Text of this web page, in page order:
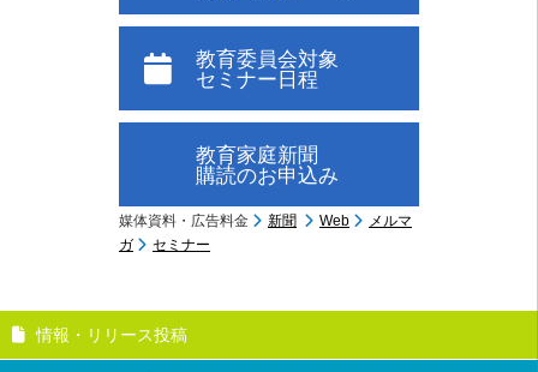
教育委員会対象
セミナー日程
教育家庭新聞
購読のお申込み
媒体資料・広告料金 新聞 Web
メルマ
ガ
セミナー
情報・リリース投稿